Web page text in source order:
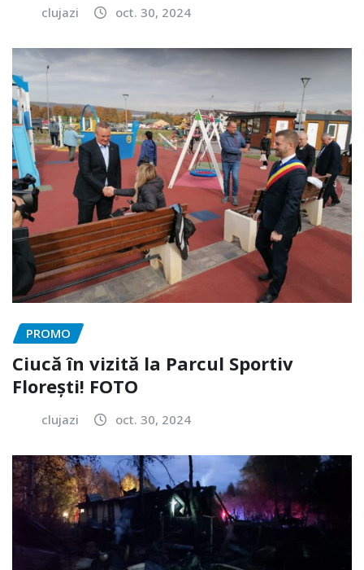
clujazi oct. 30, 2024
PROMO
Ciucă în vizită la Parcul Sportiv
Florești! FOTO
clujazi oct. 30, 2024